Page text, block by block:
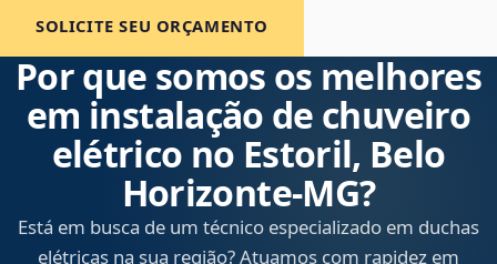
SOLICITE SEU ORÇAMENTO
Por que somos os melhores
em instalação de chuveiro
elétrico no Estoril, Belo
Horizonte‑MG?
Está em busca de um técnico especializado em duchas
elétricas na sua região? Atuamos com rapidez em